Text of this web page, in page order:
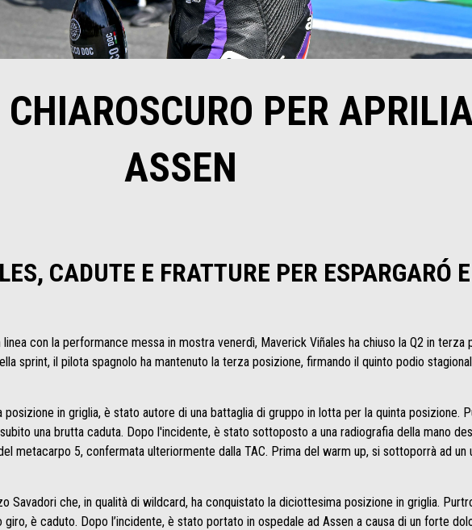
PER
ASSEN
CADUTE E FRATTURE PER ESPARGARÓ E
linea con la performance messa in mostra venerdì, Maverick Viñales ha chiuso la Q2 in terza
sprint, il pilota spagnolo ha mantenuto la terza posizione, firmando il quinto podio
posizione in griglia, è stato autore di una battaglia di gruppo in lotta per la quinta posizione.
una brutta caduta. Dopo l'incidente, è stato sottoposto a una radiografia della mano
metacarpo 5, confermata ulteriormente dalla TAC. Prima del warm up, si sottoporrà ad un
Savadori che, in qualità di wildcard, ha conquistato la diciottesima posizione in griglia.
è caduto. Dopo l’incidente, è stato portato in ospedale ad Assen a causa di un forte